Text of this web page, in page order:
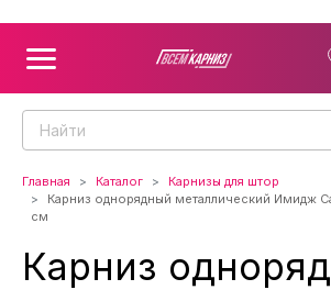
Главная Каталог
Карнизы для штор
Карниз однорядный металлический Имидж
см
Карниз